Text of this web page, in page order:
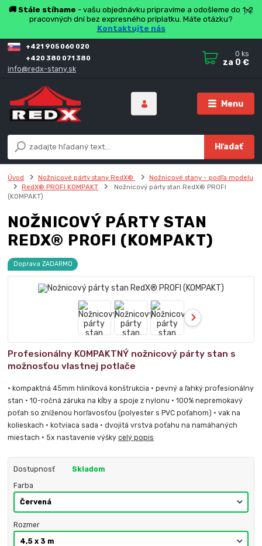
🚚 Stále stíhame - vašu objednávku pripravíme a odošleme do 1-2
pracovných dní bez expresného príplatku. Máte otázku?
Kontaktujte nás
Menu
Hľadať
+421 905 060 020
+420 380 071 380
info@redx-stany.sk
0 ks
za 0 €
Úvod Nožnicové párty stany RedX®
Nožnicové stany - podľa modelu
RedX® PROFI KOMPAKT
Nožnicový párty stan RedX® PROFI
(KOMPAKT)
NOŽNICOVÝ PÁRTY STAN
REDX® PROFI (KOMPAKT)
Doprava ZADARMO
Profesionálny KOMPAKTNÝ nožnicový párty stan s
možnosťou vlastnej potlače
• kompaktná 45mm hliníková konštrukcia • pevný a ľahký profesionálny
stan • 10-ročná záruka na kĺby a spoje z nylonu • 100% nepremokavý
poťah so zníženou horľavosťou (polyester s PVC poťahom) • vak na
kolieskach • kotviaca sada • dvojitá vrstva poťahu na namáhaných
miestach • 5x nastavenie výškycelý popis
Dostupnosť Skladom
Farba
Rozmer